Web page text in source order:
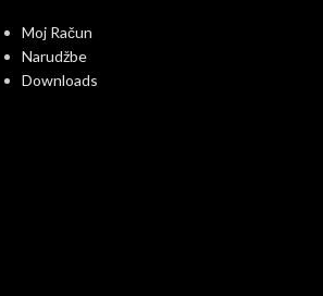
Moj Račun
Narudžbe
Downloads